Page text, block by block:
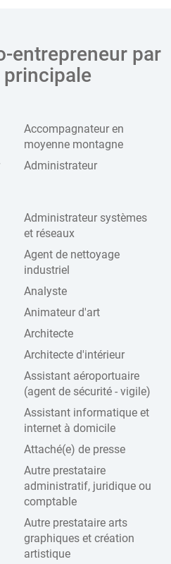
entrepreneur par
Accompagnateur en
moyenne montagne
Administrateur
Administrateur systèmes
et réseaux
Agent de nettoyage
industriel
Analyste
Animateur d'art
Architecte
Architecte d'intérieur
Assistant aéroportuaire
(agent de sécurité - vigile)
Assistant informatique et
internet à domicile
Attaché(e) de presse
Autre prestataire
administratif, juridique ou
comptable
Autre prestataire arts
graphiques et création
artistique